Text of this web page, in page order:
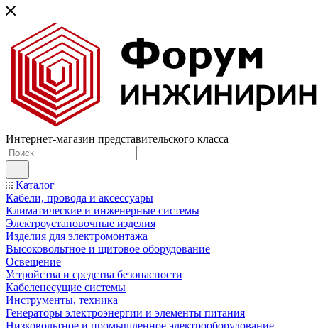
Интернет-магазин представительского класса
Каталог
Кабели, провода и аксессуары
Климатические и инженерные системы
Электроустановочные изделия
Изделия для электромонтажа
Высоковольтное и щитовое оборудование
Освещение
Устройства и средства безопасности
Кабеленесущие системы
Инструменты, техника
Генераторы электроэнергии и элементы питания
Низковольтное и промышленное электрооборудование